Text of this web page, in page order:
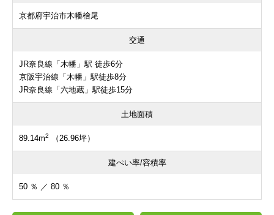
京都府宇治市木幡檜尾
交通
JR奈良線「木幡」駅 徒歩6分
京阪宇治線「木幡」駅徒歩8分
JR奈良線「六地蔵」駅徒歩15分
土地面積
89.14m2 （26.96坪）
建ぺい率/容積率
50 ％ ／ 80 ％